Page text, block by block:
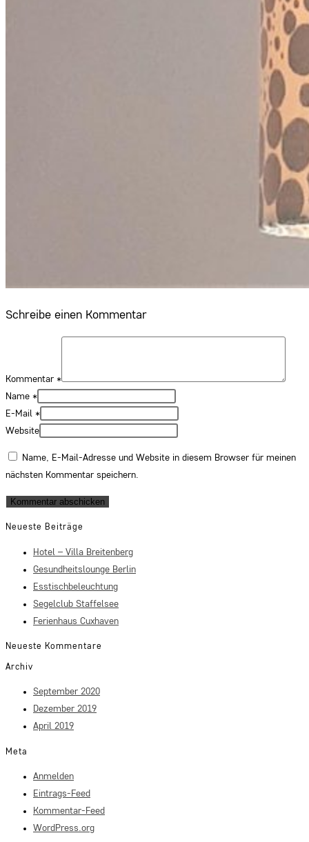
Schreibe einen Kommentar
Kommentar *
Name *
E-Mail *
Website
Name, E-Mail-Adresse und Website in diesem Browser für meinen
nächsten Kommentar speichern.
Neueste Beiträge
Hotel – Villa Breitenberg
Gesundheitslounge Berlin
Esstischbeleuchtung
Segelclub Staffelsee
Ferienhaus Cuxhaven
Neueste Kommentare
Archiv
September 2020
Dezember 2019
April 2019
Meta
Anmelden
Eintrags-Feed
Kommentar-Feed
WordPress.org